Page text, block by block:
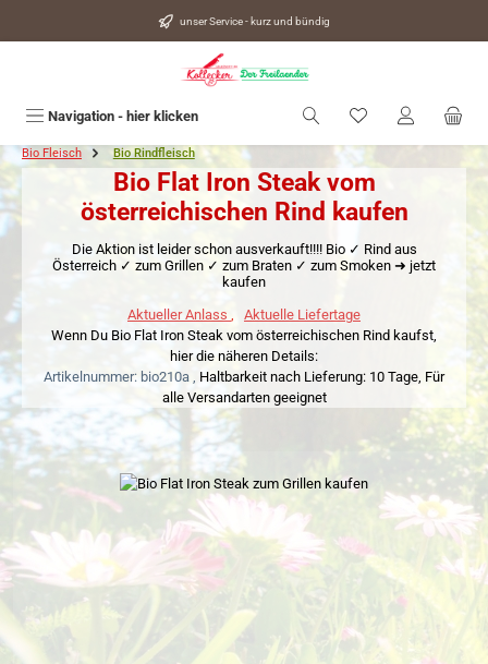
unser Service - kurz und bündig
Navigation - hier klicken Du hast 0
Bio Fleisch Bio Rindfleisch
Bio Flat Iron Steak vom
österreichischen Rind kaufen
Die Aktion ist leider schon ausverkauft!!!! Bio ✓ Rind aus
Österreich ✓ zum Grillen ✓ zum Braten ✓ zum Smoken ➜ jetzt
kaufen
Aktueller Anlass
Aktuelle Liefertage
Wenn Du Bio Flat Iron Steak vom österreichischen Rind kaufst,
hier die näheren Details:
Artikelnummer: bio210a , Haltbarkeit nach Lieferung: 10 Tage, Für
alle Versandarten geeignet
Bildergalerie überspringen